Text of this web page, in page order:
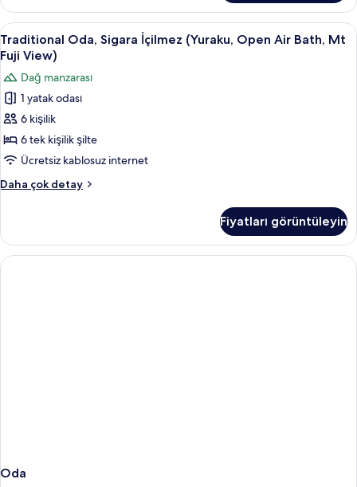
Dağ
Manzaralı
hakkında
daha
fazla
detay
Traditional
Oda,
Sigara
İçilmez
(Yuraku,
Open
Air
Bath,
Mt
Fuji
için
tüm
fotoğrafları
Traditional Oda, Sigara İçilmez
14
Traditional Oda, Sigara İçilmez (Yuraku, Open Air Bath, Mt
Fuji View)
Dağ manzarası
1 yatak odası
6 kişilik
6 tek kişilik şilte
Ücretsiz kablosuz internet
Daha çok detay
Traditional
(Yuraku,
Open
Air
Fiyatları görüntüleyin
Oda